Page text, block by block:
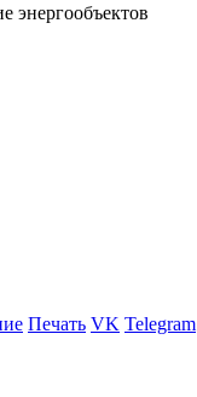
энергообъектов
Печать VK Telegram